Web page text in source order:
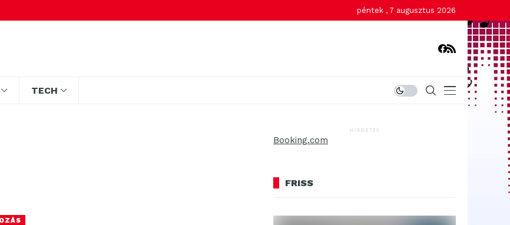
péntek , 7 augusztus 2026
TECH
HIRDETÉS
Booking.com
FRISS